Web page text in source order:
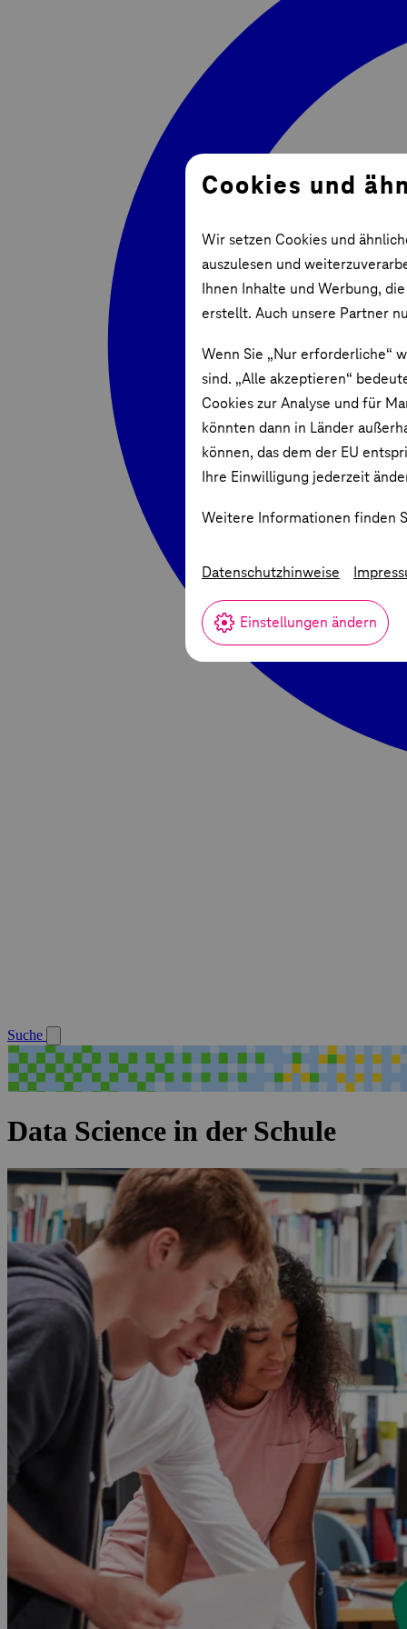
Cookies und
Wir setzen Cookies und
auszulesen und
Ihnen Inhalte und Werbung,
erstellt. Auch unsere Partner
Wenn Sie „Nur erforderliche“
sind. „Alle akzeptieren“
Cookies zur Analyse und für
könnten dann in Länder
können, das dem der EU
Ihre Einwilligung jederzeit
Weitere Informationen finden
Datenschutzhinweise
Einstellungen ändern
Suche
Data Science in der Schule